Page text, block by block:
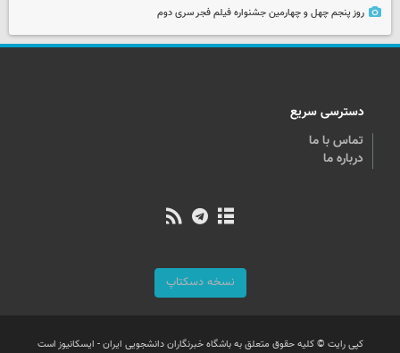
روز پنجم چهل و چهارمین جشنواره فیلم فجر سری دوم
دسترسی سریع
تماس با ما
درباره ما
نسخه دسکتاپ
کپی رایت © کلیه حقوق متعلق به باشگاه خبرنگاران دانشجویی ایران - ایسکانیوز است